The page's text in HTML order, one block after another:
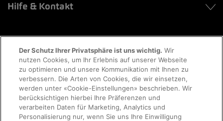
Probefahrt
Terminvereinbarung
Hilfe & Kontakt
Kontakt
Online-Termin
FAQ Online-Autokauf
Der Schutz Ihrer Privatsphäre ist uns wichtig. Wir
nutzen Cookies, um Ihr Erlebnis auf unserer Webseite
zu optimieren und unsere Kommunikation mit Ihnen zu
verbessern. Die Arten von Cookies, die wir einsetzen,
werden unter «Cookie-Einstellungen» beschrieben. Wir
berücksichtigen hierbei Ihre Präferenzen und
verarbeiten Daten für Marketing, Analytics und
Personalisierung nur, wenn Sie uns Ihre Einwilligung